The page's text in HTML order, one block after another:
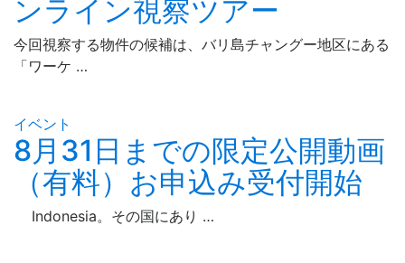
ンライン視察ツアー
今回視察する物件の候補は、バリ島チャングー地区にある
「ワーケ …
イベント
8月31日までの限定公開動画
（有料）お申込み受付開始
Indonesia。その国にあり …